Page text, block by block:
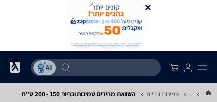
... שמיכות וכריות השוואת מחירים שמיכות וכריות ‏150 - 200 ‏ש"ח